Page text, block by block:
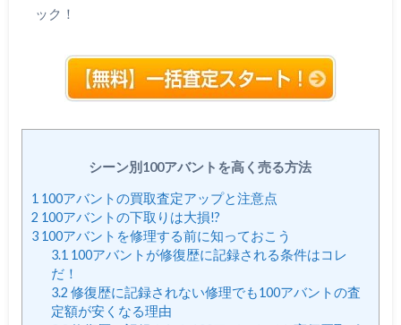
ック！
シーン別100アバントを高く売る方法
1 100アバントの買取査定アップと注意点
2 100アバントの下取りは大損!?
3100アバントを修理する前に知っておこう
3.1 100アバントが修復歴に記録される条件はコレ
だ！
3.2 修復歴に記録されない修理でも100アバントの査
定額が安くなる理由